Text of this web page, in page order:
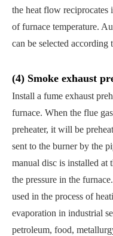
the heat flow reciprocates
of furnace temperature.
can be selected according
(4) Smoke exhaust
Install a fume exhaust
furnace. When the flue
preheater, it will be
sent to the burner by the
manual disc is installed at
the pressure in the furnace.
used in the process of
evaporation in industrial
petroleum, food,